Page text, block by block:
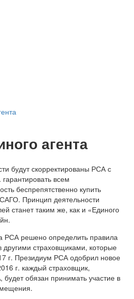
агента
будут скорректированы РСА с
всем
беспрепятственно купить
Принцип деятельности
станет таким же, как и «Единого
РСА решено определить правила
страховщиками, которые
г. Президиум РСА одобрил новое
г. каждый страховщик,
обязан принимать участие в